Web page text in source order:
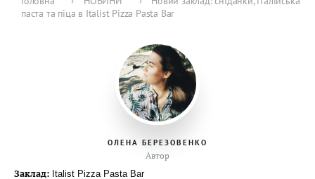
паста та піца в Italist Pizza Pasta Bar
ОЛЕНА БЕРЕЗОВЕНКО
Автор
Заклад: Italist Pizza Pasta Bar